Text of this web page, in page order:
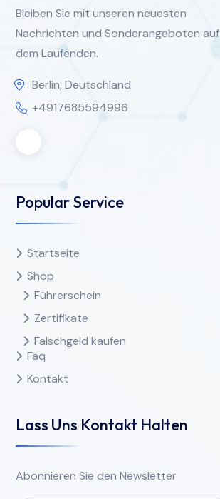
Bleiben Sie mit unseren neuesten
Nachrichten und Sonderangeboten auf
dem Laufenden.
Berlin, Deutschland
+4917685594996
Popular Service
Startseite
Shop
Führerschein
Zertifikate
Falschgeld kaufen
Faq
Kontakt
Lass Uns Kontakt Halten
Abonnieren Sie den Newsletter